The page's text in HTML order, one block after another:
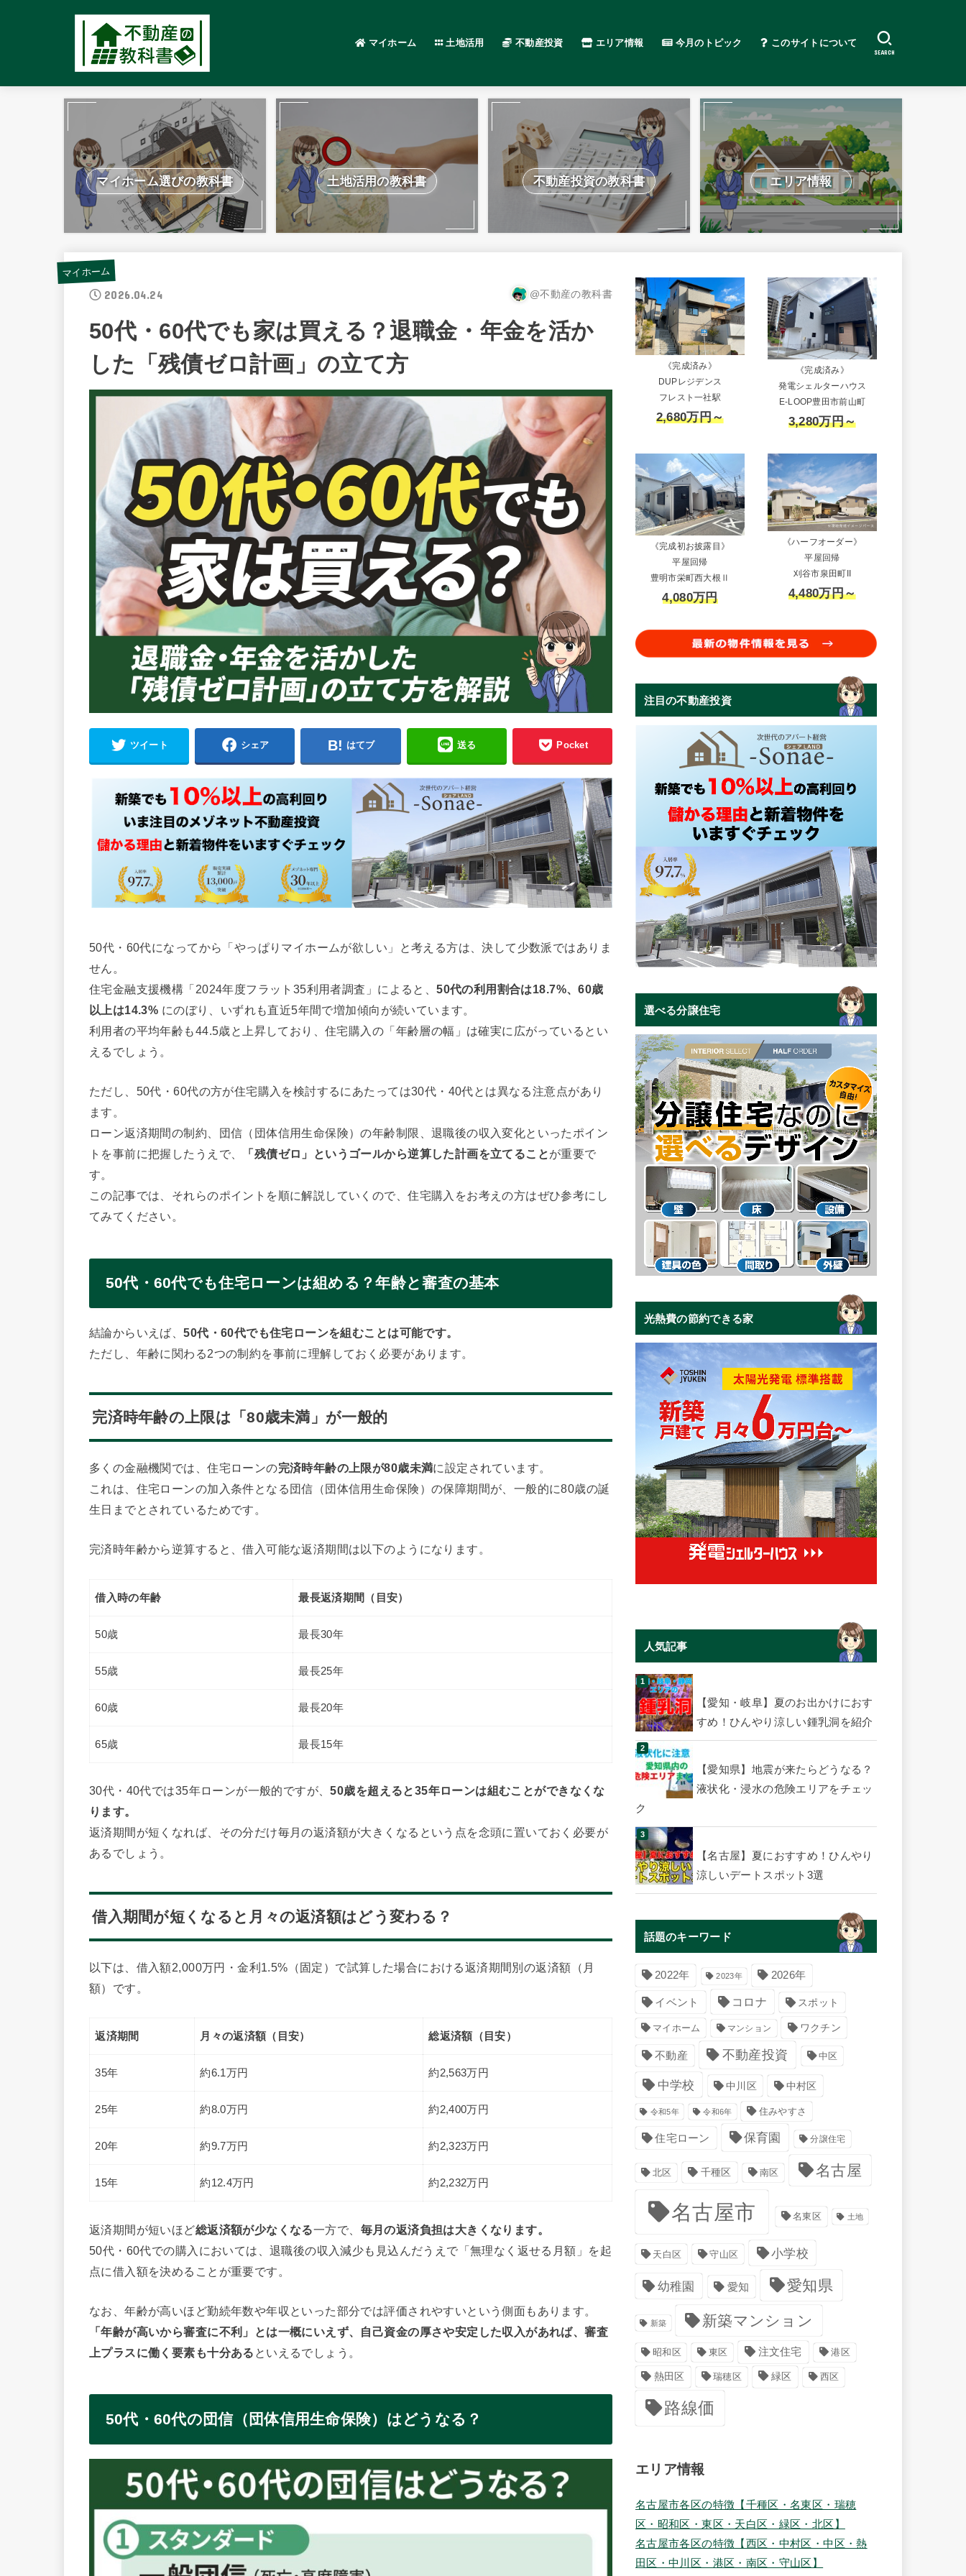
マイホーム 土地活用 不動産投資 エリア情報 今月のトピック このサイトについて
SEARCH
マイホーム選びの教科書 土地活用の教科書 不動産投資の教科書 エリア情報
マイホーム
2026.04.24 @不動産の教科書
50代・60代でも家は買える？退職金・年金を活か
した「残債ゼロ計画」の立て方
ツイート シェア はてブ 送る Pocket
50代・60代になってから「やっぱりマイホームが欲しい」と考える方は、決して少数派ではありま
せん。
住宅金融支援機構「2024年度フラット35利用者調査」によると、50代の利用割合は18.7%、60歳
以上は14.3% にのぼり、いずれも直近5年間で増加傾向が続いています。
利用者の平均年齢も44.5歳と上昇しており、住宅購入の「年齢層の幅」は確実に広がっているとい
えるでしょう。
ただし、50代・60代の方が住宅購入を検討するにあたっては30代・40代とは異なる注意点があり
ます。
ローン返済期間の制約、団信（団体信用生命保険）の年齢制限、退職後の収入変化といったポイン
トを事前に把握したうえで、
「残債ゼロ」というゴールから逆算した計画を立てることが重要で
す。
この記事では、それらのポイントを順に解説していくので、住宅購入をお考えの方はぜひ参考にし
てみてください。
50代・60代でも住宅ローンは組める？年齢と審査の基本
結論からいえば、50代・60代でも住宅ローンを組むことは可能です。
ただし、年齢に関わる2つの制約を事前に理解しておく必要があります。
完済時年齢の上限は「80歳未満」が一般的
多くの金融機関では、住宅ローンの完済時年齢の上限が80歳未満に設定されています。
これは、住宅ローンの加入条件となる団信（団体信用生命保険）の保障期間が、一般的に80歳の誕
生日までとされているためです。
完済時年齢から逆算すると、借入可能な返済期間は以下のようになります。
借入時の年齢 最長返済期間（目安）
50歳 最長30年
55歳 最長25年
60歳 最長20年
65歳 最長15年
30代・40代では35年ローンが一般的ですが、50歳を超えると35年ローンは組むことができなくな
ります。
返済期間が短くなれば、その分だけ毎月の返済額が大きくなるという点を念頭に置いておく必要が
あるでしょう。
借入期間が短くなると月々の返済額はどう変わる？
以下は、借入額2,000万円・金利1.5%（固定）で試算した場合における返済期間別の返済額（月
額）です。
返済期間 月々の返済額（目安） 総返済額（目安）
35年 約6.1万円 約2,563万円
25年 約8.0万円 約2,400万円
20年 約9.7万円 約2,323万円
15年 約12.4万円 約2,232万円
返済期間が短いほど総返済額が少なくなる一方で、 毎月の返済負担は大きくなります。
50代・60代での購入においては、退職後の収入減少も見込んだうえで「無理なく返せる月額」を起
点に借入額を決めることが重要です。
なお、年齢が高いほど勤続年数や年収といった部分では評価されやすいという側面もあります。
「年齢が高いから審査に不利」とは一概にいえず、自己資金の厚さや安定した収入があれば、審査
上プラスに働く要素も十分ある といえるでしょう。
50代・60代の団信（団体信用生命保険）はどうなる？
《完成済み》
DUPレジデンス
フレスト一社駅
2,680万円～
《完成済み》
発電シェルターハウス
E-LOOP豊田市前山町
3,280万円～
《完成初お披露目》
平屋回帰
豊明市栄町西大根Ⅱ
4,080万円
《ハーフオーダー》
平屋回帰
刈谷市泉田町II
4,480万円～
注目の不動産投資
選べる分譲住宅
光熱費の節約できる家
人気記事
【愛知・岐阜】夏のお出かけにおす
すめ！ひんやり涼しい鍾乳洞を紹介
【愛知県】地震が来たらどうなる？
液状化・浸水の危険エリアをチェッ
ク
【名古屋】夏におすすめ！ひんやり
涼しいデートスポット3選
話題のキーワード
2022年 2023年 2026年
イベント コロナ スポット
マイホーム マンション ワクチン
不動産 不動産投資 中区
中学校 中川区 中村区
令和5年 令和6年 住みやすさ
住宅ローン 保育園 分譲住宅
北区 千種区 南区 名古屋
名古屋市 名東区 土地
天白区 守山区 小学校
幼稚園 愛知 愛知県
新築 新築マンション
昭和区 東区 注文住宅 港区
熱田区 瑞穂区 緑区 西区
路線価
エリア情報
名古屋市各区の特徴【千種区・名東区・瑞穂
区・昭和区・東区・天白区・緑区・北区】
名古屋市各区の特徴【西区・中村区・中区・熱
田区・中川区・港区・南区・守山区】